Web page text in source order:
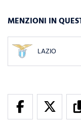
MENZIONI IN
LAZIO